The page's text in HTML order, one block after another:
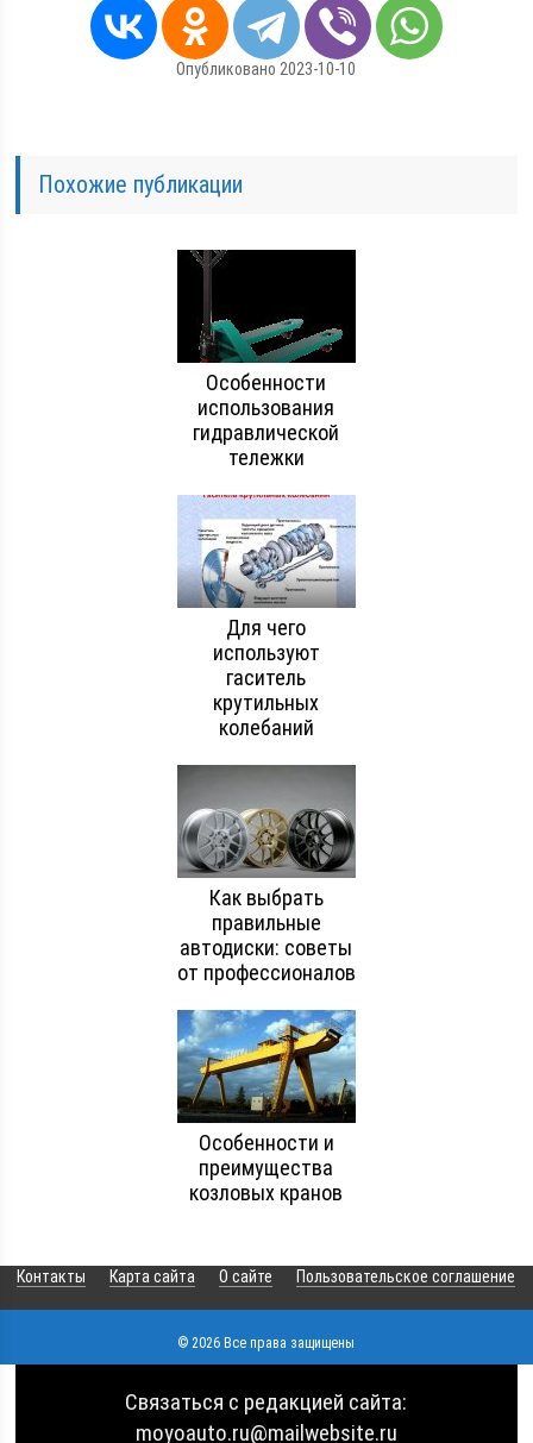
Опубликовано 2023-10-10
Похожие публикации
Особенности
использования
гидравлической
тележки
Для чего
используют
гаситель
крутильных
колебаний
Как выбрать
правильные
автодиски: советы
от профессионалов
Особенности и
преимущества
козловых кранов
Контакты Карта сайта О сайте Пользовательское соглашение
© 2026 Все права защищены
Связаться с редакцией сайта:
moyoauto.ru@mailwebsite.ru